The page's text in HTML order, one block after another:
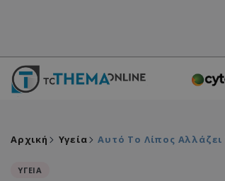
Αρχική Υγεία Αυτό Το Λίπος Αλλάζει
ΥΓΕΙΑ